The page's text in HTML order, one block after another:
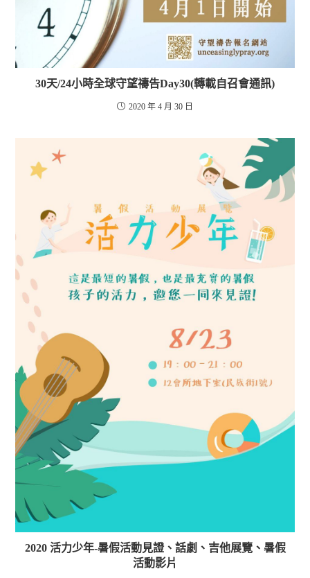
30天/24小時全球守望禱告Day30(轉載自召會通訊)
2020 年 4 月 30 日
2020 活力少年-暑假活動見證、話劇、吉他展覽、暑假
活動影片